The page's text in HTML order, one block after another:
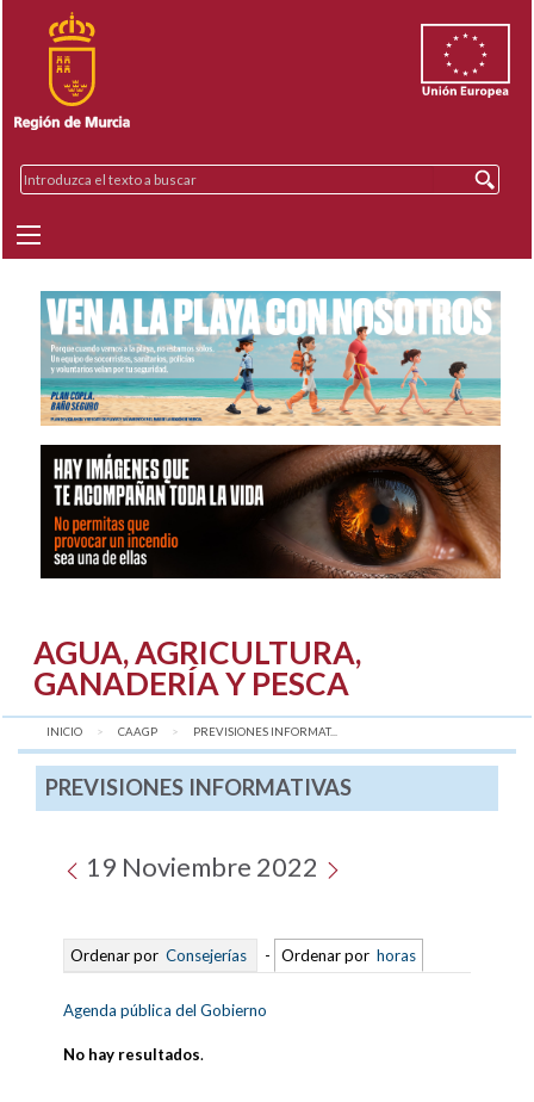
AGUA, AGRICULTURA,
GANADERÍA Y PESCA
INICIO CAAGP AQUÍ:
PREVISIONES INFORMAT...
PREVISIONES INFORMATIVAS
19 Noviembre 2022
Ordenar por Consejerías - Ordenar por horas
Agenda pública del Gobierno
No hay resultados.